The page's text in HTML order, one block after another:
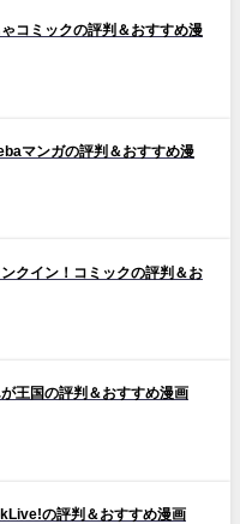
ゃコミックの評判＆おすすめ漫
マンガの評判＆おすすめ漫
ンクイン！コミックの評判＆お
が王国の評判＆おすすめ漫画
の評判＆おすすめ漫画